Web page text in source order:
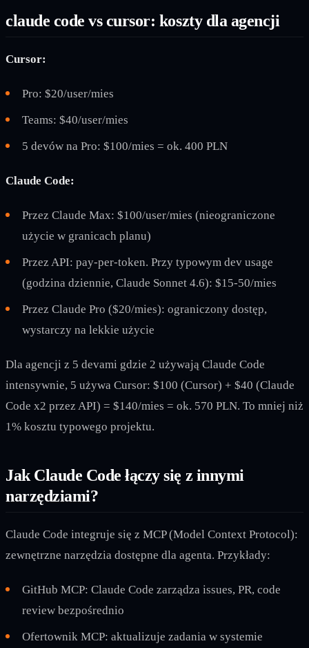
claude code vs cursor: koszty dla agencji
Cursor:
Pro: $20/user/mies
Teams: $40/user/mies
5 devów na Pro: $100/mies = ok. 400 PLN
Claude Code:
Przez Claude Max: $100/user/mies (nieograniczone
użycie w granicach planu)
Przez API: pay-per-token. Przy typowym dev usage
(godzina dziennie, Claude Sonnet 4.6): $15-50/mies
Przez Claude Pro ($20/mies): ograniczony dostęp,
wystarczy na lekkie użycie
Dla agencji z 5 devami gdzie 2 używają Claude Code
intensywnie, 5 używa Cursor: $100 (Cursor) + $40 (Claude
Code x2 przez API) = $140/mies = ok. 570 PLN. To mniej niż
1% kosztu typowego projektu.
Jak Claude Code łączy się z innymi
narzędziami?
Claude Code integruje się z MCP (Model Context Protocol):
zewnętrzne narzędzia dostępne dla agenta. Przykłady:
GitHub MCP: Claude Code zarządza issues, PR, code
review bezpośrednio
Ofertownik MCP: aktualizuje zadania w systemie